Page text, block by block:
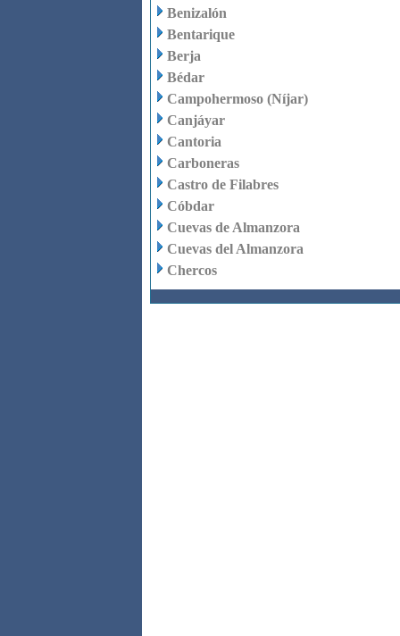
Benizalón
Bentarique
Berja
Bédar
Campohermoso (Níjar)
Canjáyar
Cantoria
Carboneras
Castro de Filabres
Cóbdar
Cuevas de Almanzora
Cuevas del Almanzora
Chercos